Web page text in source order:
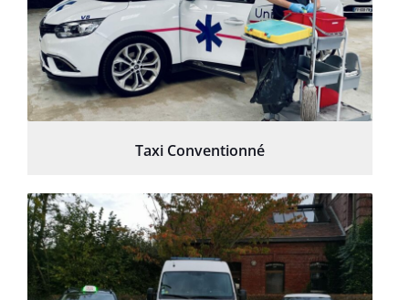
Taxi Conventionné